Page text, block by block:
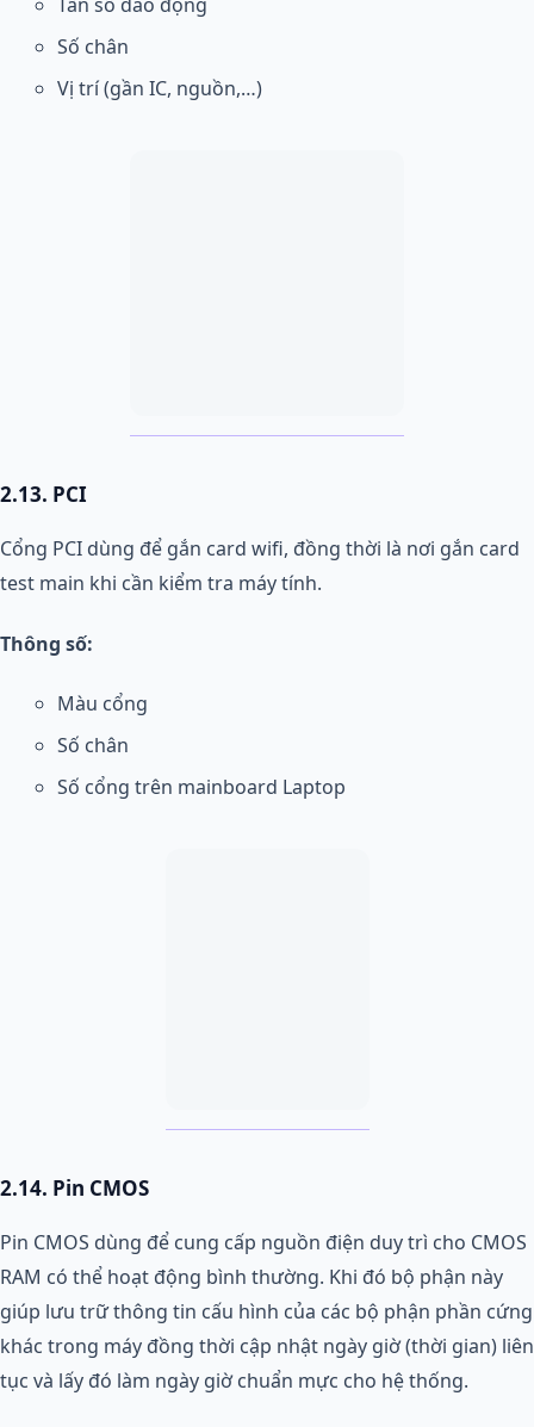
Số chân
Vị trí (gần IC, nguồn,…)
2.13. PCI
Cổng PCI dùng để gắn card wifi, đồng thời là nơi gắn card
test main khi cần kiểm tra máy tính.
Thông số:
Màu cổng
Số chân
Số cổng trên mainboard Laptop
2.14. Pin CMOS
Pin CMOS dùng để cung cấp nguồn điện duy trì cho CMOS
RAM có thể hoạt động bình thường. Khi đó bộ phận này
giúp lưu trữ thông tin cấu hình của các bộ phận phần cứng
khác trong máy đồng thời cập nhật ngày giờ (thời gian) liên
tục và lấy đó làm ngày giờ chuẩn mực cho hệ thống.